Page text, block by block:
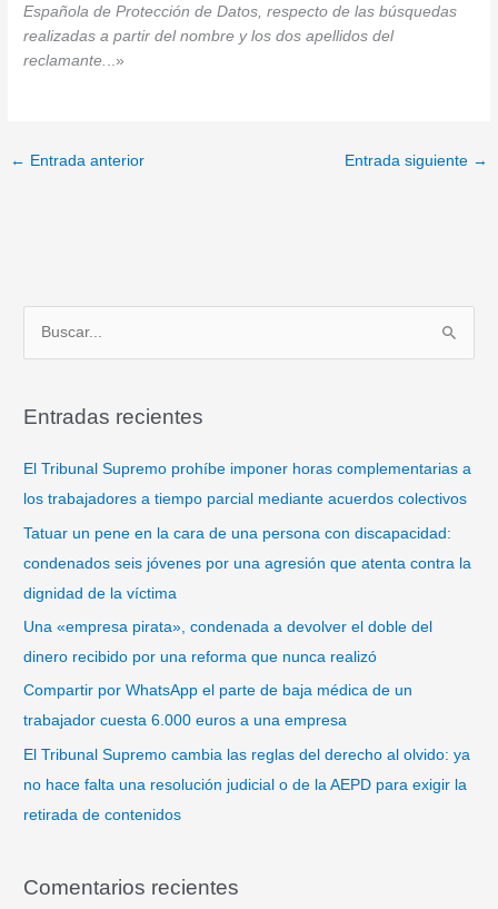
Española de Protección de Datos, respecto de las búsquedas
realizadas a partir del nombre y los dos apellidos del
reclamante. ..»
← Entrada anterior Entrada siguiente →
c
Entradas recientes
El Tribunal Supremo prohíbe imponer horas complementarias a
los trabajadores a tiempo parcial mediante acuerdos colectivos
Tatuar un pene en la cara de una persona con discapacidad:
condenados seis jóvenes por una agresión que atenta contra la
dignidad de la víctima
Una «empresa pirata», condenada a devolver el doble del
dinero recibido por una reforma que nunca realizó
Compartir por WhatsApp el parte de baja médica de un
trabajador cuesta 6.000 euros a una empresa
El Tribunal Supremo cambia las reglas del derecho al olvido: ya
no hace falta una resolución judicial o de la AEPD para exigir la
retirada de contenidos
Comentarios recientes